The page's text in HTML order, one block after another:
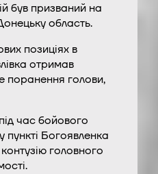
був призваний на
область.
позиціях в
отримав
поранення голови,
час бойового
Богоявленка
головного